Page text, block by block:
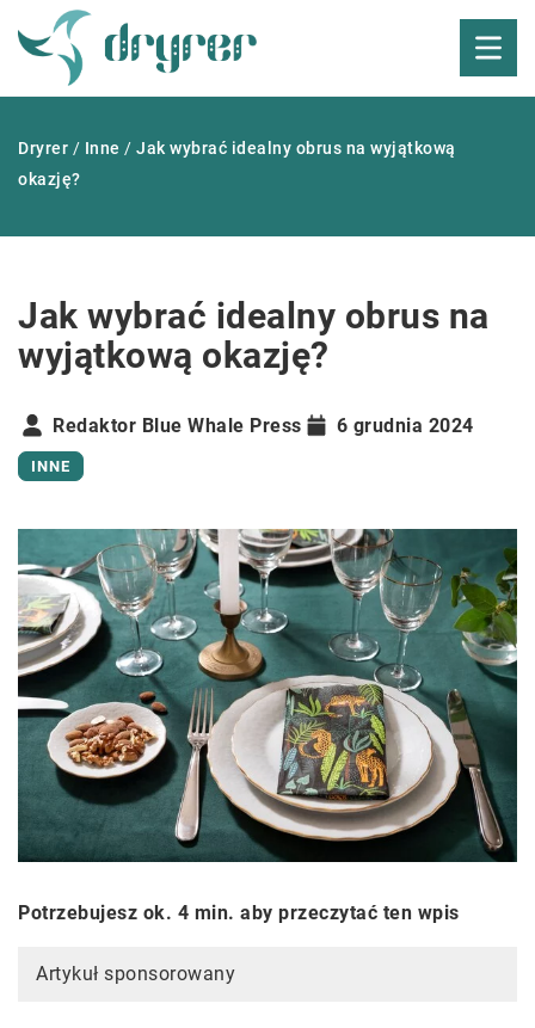
Dryrer / Inne / Jak wybrać idealny obrus na wyjątkową
okazję?
Jak wybrać idealny obrus na
wyjątkową okazję?
Redaktor Blue Whale Press 6 grudnia 2024
INNE
Potrzebujesz ok. 4 min. aby przeczytać ten wpis
Artykuł sponsorowany